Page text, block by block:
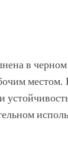
в черном
местом.